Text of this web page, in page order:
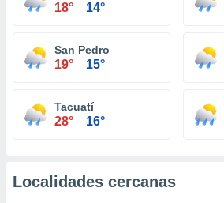
18° 14°
San Pedro
19° 15°
Tacuatí
28° 16°
Localidades cercanas